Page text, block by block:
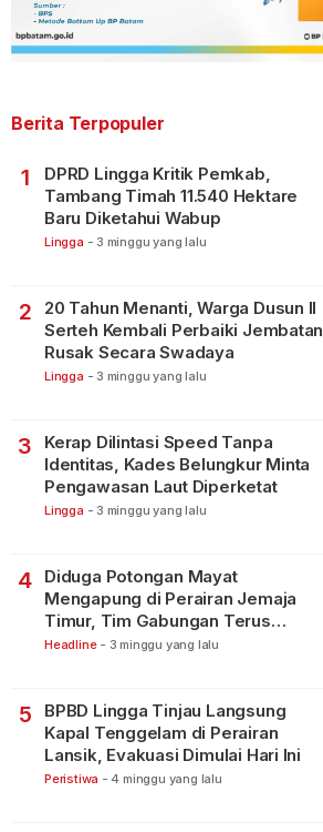
Berita Terpopuler
1
DPRD Lingga Kritik Pemkab,
Tambang Timah 11.540 Hektare
Baru Diketahui Wabup
Lingga - 3 minggu yang lalu
2
20 Tahun Menanti, Warga Dusun II
Serteh Kembali Perbaiki Jembatan
Rusak Secara Swadaya
Lingga - 3 minggu yang lalu
3
Kerap Dilintasi Speed Tanpa
Identitas, Kades Belungkur Minta
Pengawasan Laut Diperketat
Lingga - 3 minggu yang lalu
4
Diduga Potongan Mayat
Mengapung di Perairan Jemaja
Timur, Tim Gabungan Terus
Lakukan Pencarian
Headline - 3 minggu yang lalu
5
BPBD Lingga Tinjau Langsung
Kapal Tenggelam di Perairan
Lansik, Evakuasi Dimulai Hari Ini
Peristiwa - 4 minggu yang lalu